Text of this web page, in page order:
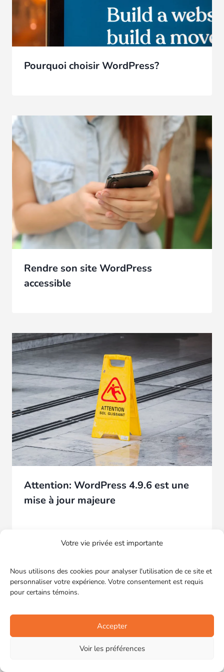
Votre vie privée est importante
Nous utilisons des cookies pour analyser l'utilisation de ce site et
personnaliser votre expérience. Votre consentement est requis
pour certains témoins.
Accepter
Voir les préférences
Pourquoi choisir WordPress?
Rendre son site WordPress
accessible
Attention: WordPress 4.9.6 est une
mise à jour majeure